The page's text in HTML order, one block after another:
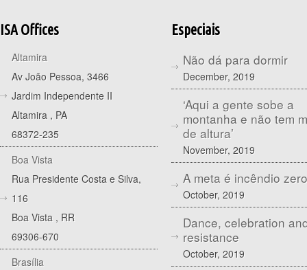
ISA Offices
Altamira
Av João Pessoa, 3466
Jardim Independente II
Altamira , PA
68372-235
Boa Vista
Rua Presidente Costa e Silva,
116
Boa Vista , RR
69306-670
Brasília
Especiais
Não dá para dormir
December, 2019
‘Aqui a gente sobe a
montanha e não tem
de altura’
November, 2019
A meta é incêndio zero
October, 2019
Dance, celebration
resistance
October, 2019